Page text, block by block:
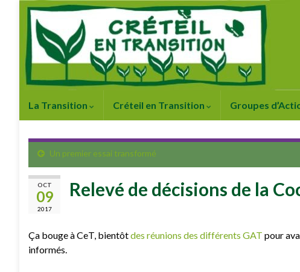
La Transition Créteil en Transition Groupes
Un premier essai transformé
OCT
09
2017
Relevé de décisions de la
Ça bouge à CeT, bientôtdes réunions des différents GAT pour
informés.